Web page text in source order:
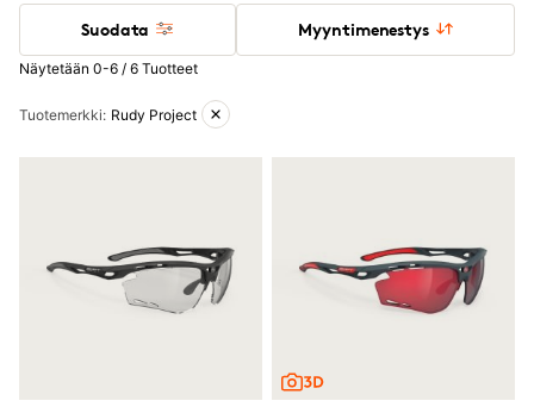
Suodata Myyntimenestys
Näytetään 0-6 / 6 Tuotteet
Aktiiviset suodattimet
Tuotemerkki: Rudy Project